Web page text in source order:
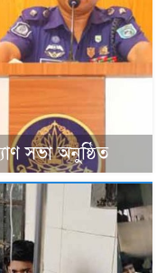
সভা অনুষ্ঠিত